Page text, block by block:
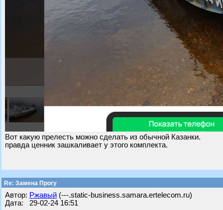
Вот какую прелесть можно сделать из обычной Казанки.
правда ценник зашкаливает у этого комплекта.
Re: Замена Прогу
Автор: Ржавый (---.static-business.samara.ertelecom.ru)
Дата: 29-02-24 16:51